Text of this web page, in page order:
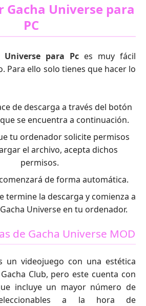
Gacha Universe para
PC
Universe para Pc es muy fácil
Para ello solo tienes que hacer lo
de descarga a través del botón
se encuentra a continuación.
tu ordenador solicite permisos
el archivo, acepta dichos
permisos.
de forma automática.
termine la descarga y comienza a
Universe en tu ordenador.
de Gacha Universe MOD
un videojuego con una estética
Club, pero este cuenta con
incluye un mayor número de
a la hora de